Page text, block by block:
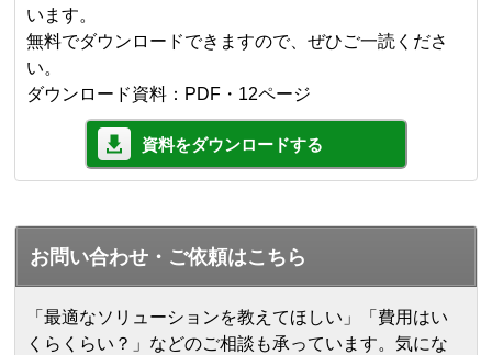
います。
無料でダウンロードできますので、ぜひご一読くださ
い。
ダウンロード資料：PDF・12ページ
資料をダウンロードする
お問い合わせ・ご依頼はこちら
「最適なソリューションを教えてほしい」「費用はい
くらくらい？」などのご相談も承っています。気にな